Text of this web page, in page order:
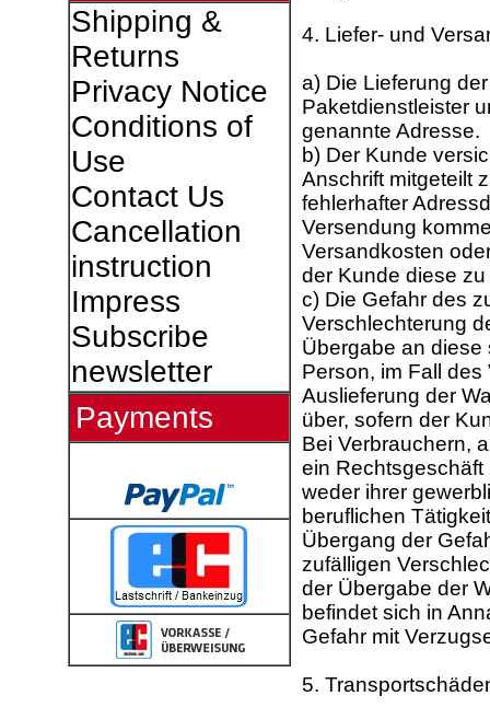
Shipping &
Returns
Privacy Notice
Conditions of
Use
Contact Us
Cancellation
instruction
Impress
Subscribe
newsletter
Payments
4. Liefer- und
a) Die Lieferung
Paketdienstleister
genannte Adresse.
b) Der Kunde
Anschrift mitgeteilt
fehlerhafter
Versendung
Versandkosten
der Kunde diese
c) Die Gefahr des
Verschlechterung
Übergabe an
Person, im Fall
Auslieferung der
über, sofern der
Bei Verbrauchern,
ein
weder ihrer
beruflichen
Übergang der
zufälligen
der Übergabe der
befindet sich in
Gefahr mit
5.